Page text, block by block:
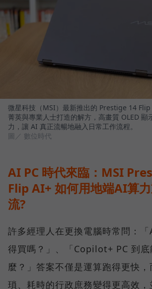
微星科技（MSI）最新推出的 Prestige 14
菁英與專業人士打造的解方，高畫質 OLED 顯
力，讓 AI 真正流暢地融入日常工作流程。
圖／ 數位時代
AI PC 時代來臨：MSI
Flip AI+ 如何用地端AI算
流?
許多經理人在更換電腦時常問：
得買嗎？」、「Copilot+ PC 到底
麼？」答案不僅是運算跑得更快
瑣、耗時的行政庶務變得更高效